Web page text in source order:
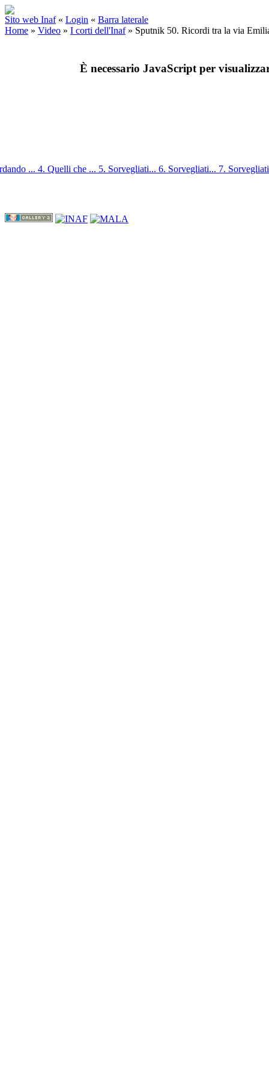
Sito web Inaf « Login « Barra laterale
Home » Video » I corti dell'Inaf» Sputnik 50. Ricordi tra la via
È necessario JavaScript per
... 4. Quelli che ... 5. Sorvegliati... 6. Sorvegliati... 7.